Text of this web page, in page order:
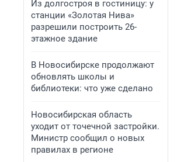
Из долгостроя в гостиницу: у
станции «Золотая Нива»
разрешили построить 26-
этажное здание
В Новосибирске продолжают
обновлять школы и
библиотеки: что уже сделано
Новосибирская область
уходит от точечной застройки.
Министр сообщил о новых
правилах в регионе